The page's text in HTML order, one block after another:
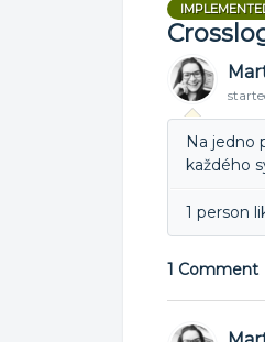
Na jedno
každého
1 person
1 Comment